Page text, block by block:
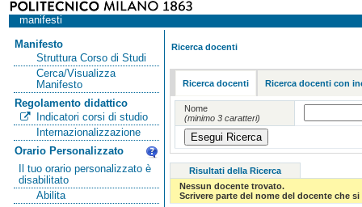
manifesti
Manifesto
Struttura Corso di Studi
Cerca/Visualizza
Manifesto
Regolamento didattico
Indicatori corsi di studio
Internazionalizzazione
Orario Personalizzato
Il tuo orario personalizzato è
disabilitato
Abilita
Ricerca docenti
Ricerca docenti Ricerca docenti con
Nome
(minimo 3 caratteri)
Risultati della Ricerca
Nessun docente trovato.
Scrivere parte del nome del docente che